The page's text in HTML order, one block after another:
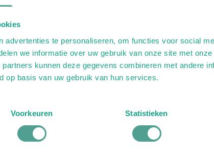
advertenties te personaliseren, om functies voor social
we informatie over uw gebruik van onze site met
kunnen deze gegevens combineren met andere
op basis van uw gebruik van hun services.
Voorkeuren Statistieken